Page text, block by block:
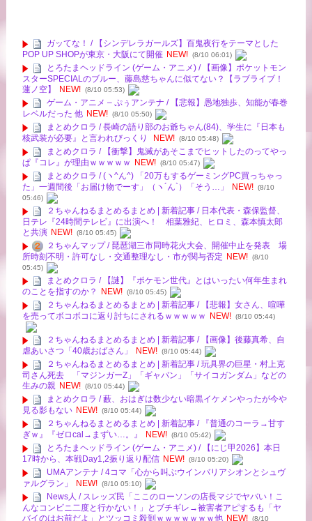
ガッてな！ / 【シンデレラガールズ】百鬼夜行をテーマとした
POP UP SHOPが東京・大阪にて開催 NEW! (8/10 06:01)
とろたまヘッドライン (ゲーム・アニメ) / 【画像】ポケットモン
スターSPECIALのブルー、藤島慈ちゃんに似てない？【ラブライブ！
蓮ノ空】
NEW! (8/10 05:53)
ゲーム・アニメ – ぷぅアンテナ / 【悲報】愚地独歩、知能が春巻
レベルだった 他 NEW! (8/10 05:50)
まとめクロラ / 長崎の語り部のお爺ちゃん(84)、学生に『日本も
核武装が必要』と言われびっくり
NEW! (8/10 05:48)
まとめクロラ / 【衝撃】鬼滅があそこまでヒットしたのってやっ
ぱ『コレ』が理由ｗｗｗｗｗ
NEW! (8/10 05:47)
まとめクロラ / (ヽ^ん^) 「20万もするゲーミングPC買っちゃっ
た」一週間後「お届け物でーす」（ヽ´ん`）「そう…」
NEW! (8/10
05:46)
２ちゃんねるまとめるまとめ | 新着記事 / 日本代表・森保監督、
日テレ『24時間テレビ』に出演へ！ 相葉雅紀、ヒロミ、森本慎太郎
と共演 NEW! (8/10 05:45)
２ちゃんマップ / 琵琶湖三市同時花火大会、開催中止を発表 場
所時刻不明・許可なし・交通整理なし・市が関与否定 NEW! (8/10
05:45)
まとめクロラ / 【謎】『ポケモン世代』とはいったい何年生まれ
のことを指すのか？
NEW! (8/10 05:45)
２ちゃんねるまとめるまとめ | 新着記事 / 【悲報】女さん、喧嘩
を売ってボコボコに返り討ちにされるｗｗｗｗｗ
NEW! (8/10 05:44)
２ちゃんねるまとめるまとめ | 新着記事 / 【画像】後藤真希、自
虐あいさつ「40歳おばさん」
NEW! (8/10 05:44)
２ちゃんねるまとめるまとめ | 新着記事 / 玩具界の巨星・村上克
司さん死去 「マジンガーZ」「ギャバン」「サイコガンダム」などの
生みの親 NEW! (8/10 05:44)
まとめクロラ / 藪、おはぎは数少ない暗黒イケメンやったが今や
見る影もない NEW! (8/10 05:44)
２ちゃんねるまとめるまとめ | 新着記事 / 『普通のコーラ→甘す
ぎｗ』『ゼロcal→まずい…。』
NEW! (8/10 05:42)
とろたまヘッドライン (ゲーム・アニメ) / 【にじ甲2026】本日
17時から、本戦Day1,2振り返り配信 NEW! (8/10 05:20)
UMAアンテナ / 4コマ「心から叫ぶウインバリアシオンとシュヴ
ァルグラン」
NEW! (8/10 05:10)
News人 / スレッズ民「ここのローソンの店長マジでヤバい！こ
んなコンビニ二度と行かない！」とブチギレ→被害者アピするも「ヤ
バイのはお前だよ」とツッコミ殺到ｗｗｗｗｗｗｗ他 NEW! (8/10